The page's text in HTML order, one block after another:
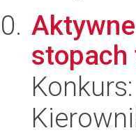
stopach
Konkurs: